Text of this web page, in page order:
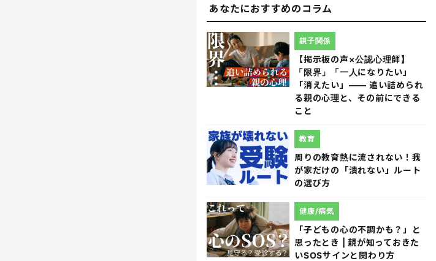
あなたにおすすめのコラム
【掲示板の声×公認心理師】
「限界」「一人になりたい」
「消えたい」―― 追い詰められ
る親の心理と、その前にできる
こと
親子関係
周りの教育熱に流されない！我
が家だけの「潰れない」ルート
の選び方
教育
「子どもの心の不調かも？」と
思ったとき | 親が知っておきた
いSOSサインと関わり方
健康/病気